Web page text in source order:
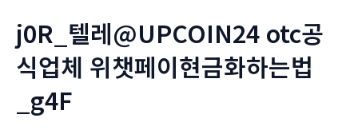
j0R_텔레@UPCOIN24 otc공
식업체 위챗페이현금화하는법
_g4F